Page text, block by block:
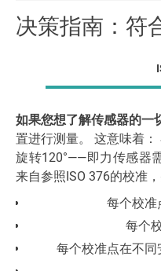
决策指南：符
如果您想了解传感器的一
置进行测量。 这意味着
旋转120°——即力传感器
来自参照ISO 376的校准
每个校准
每个
每个校准点在不